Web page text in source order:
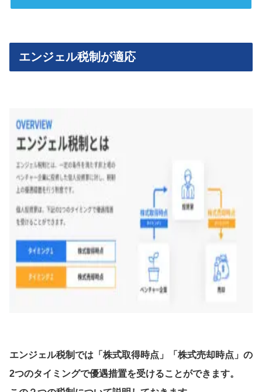
エンジェル税制が適応
エンジェル税制では「株式取得時点」「株式売却時点」の
2つのタイミングで優遇措置を受けることができます。